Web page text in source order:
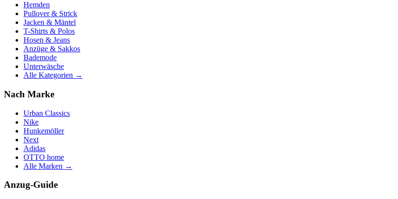
Hemden
Pullover & Strick
Jacken & Mäntel
T-Shirts & Polos
Hosen & Jeans
Anzüge & Sakkos
Bademode
Unterwäsche
Alle Kategorien →
Nach Marke
Urban Classics
Nike
Hunkemöller
Next
Adidas
OTTO home
Alle Marken →
Anzug-Guide